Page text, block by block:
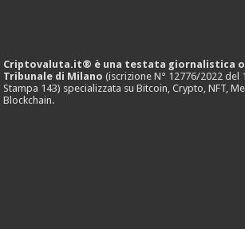
Criptovaluta.it® è una testata giornalistica
Tribunale di Milano (iscrizione N° 12776/2022 del
Stampa 143) specializzata su Bitcoin, Crypto, NFT,
Blockchain.